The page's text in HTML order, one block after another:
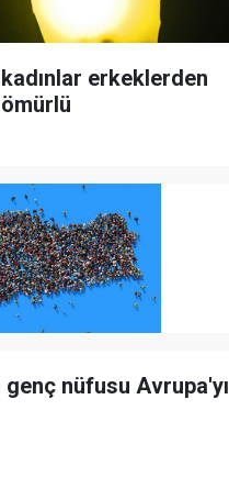
erkeklerden
nüfusu Avrupa'yı